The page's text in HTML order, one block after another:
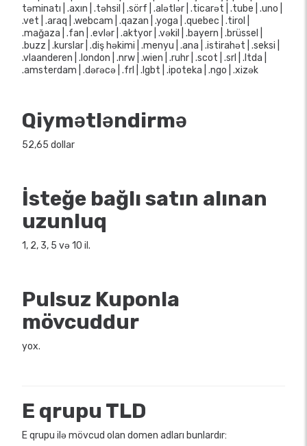
təminatı | .axın | .təhsil | .sörf | .alətlər | .ticarət | .tube | .uno |
.vet | .araq | .webcam | .qazan | .yoga | .quebec | .tirol |
.mağaza | .fan | .evlər | .aktyor | .vəkil | .bayern | .brüssel |
.buzz | .kurslar | .diş həkimi | .menyu | .ana | .istirahət | .seksi |
.vlaanderen | .london | .nrw | .wien | .ruhr | .scot | .srl | .ltda |
.amsterdam | .dərəcə | .frl | .lgbt | .ipoteka | .ngo | .xizək
Qiymətləndirmə
52,65 dollar
İsteğe bağlı satın alınan
uzunluq
1, 2, 3, 5 və 10 il.
Pulsuz Kuponla
mövcuddur
yox.
E qrupu TLD
E qrupu ilə mövcud olan domen adları bunlardır: